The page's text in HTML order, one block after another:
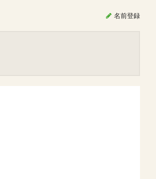
名前登録